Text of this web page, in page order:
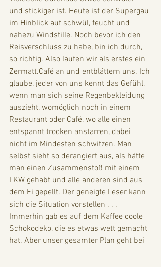
und stickiger ist. Heute ist der Supergau
im Hinblick auf schwül, feucht und
nahezu Windstille. Noch bevor ich den
Reisverschluss zu habe, bin ich durch,
so richtig. Also laufen wir als erstes ein
Zermatt.Café an und entblättern uns. Ich
glaube, jeder von uns kennt das Gefühl,
wenn man sich seine Regenbekleidung
auszieht, womöglich noch in einem
Restaurant oder Café, wo alle einen
entspannt trocken anstarren, dabei
nicht im Mindesten schwitzen. Man
selbst sieht so derangiert aus, als hätte
man einen Zusammenstoß mit einem
LKW gehabt und alle anderen sind aus
dem Ei gepellt. Der geneigte Leser kann
sich die Situation vorstellen . . .
Immerhin gab es auf dem Kaffee coole
Schokodeko, die es etwas wett gemacht
hat. Aber unser gesamter Plan geht bei